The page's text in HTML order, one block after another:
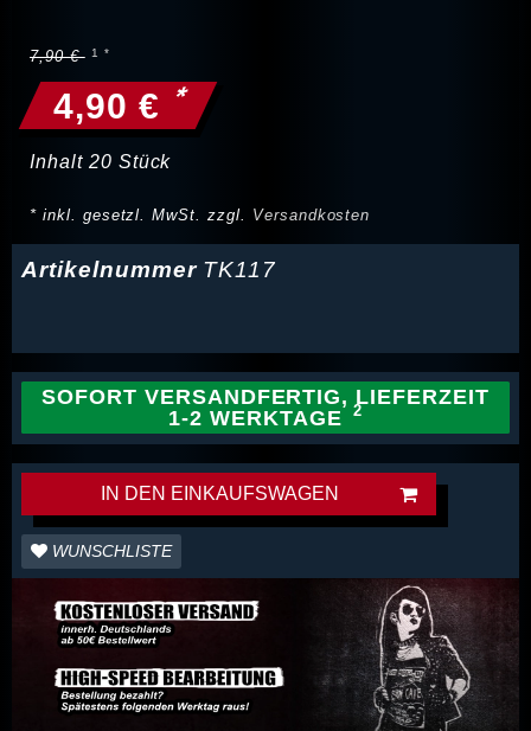
7,90 €
4,90 € *
Inhalt 20 Stück
* inkl. gesetzl. MwSt. zzgl. Versandkosten
Artikelnummer TK117
SOFORT VERSANDFERTIG, LIEFERZEIT
1-2 WERKTAGE
IN DEN EINKAUFSWAGEN
WUNSCHLISTE